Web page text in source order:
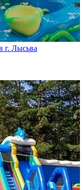
г. Лысьва